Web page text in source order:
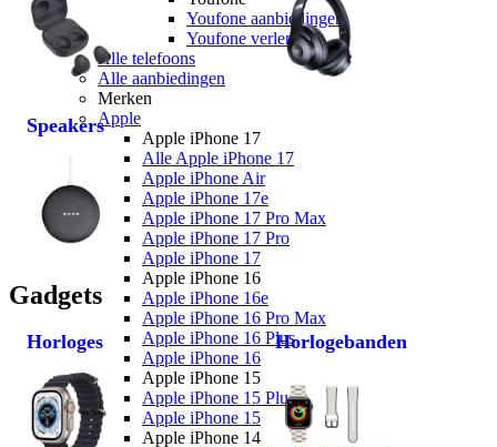
Youfone aanbiedingen
Youfone verlengen
Alle telefoons
Alle aanbiedingen
Merken
Apple
Apple iPhone 17
Alle Apple iPhone 17
Apple iPhone Air
Apple iPhone 17e
Apple iPhone 17 Pro Max
Apple iPhone 17 Pro
Apple iPhone 17
Apple iPhone 16
Apple iPhone 16e
Apple iPhone 16 Pro Max
Apple iPhone 16 Plus
Apple iPhone 16
Apple iPhone 15
Apple iPhone 15 Plus
Apple iPhone 15
Apple iPhone 14
Speakers
Gadgets
Horloges Horlogebanden